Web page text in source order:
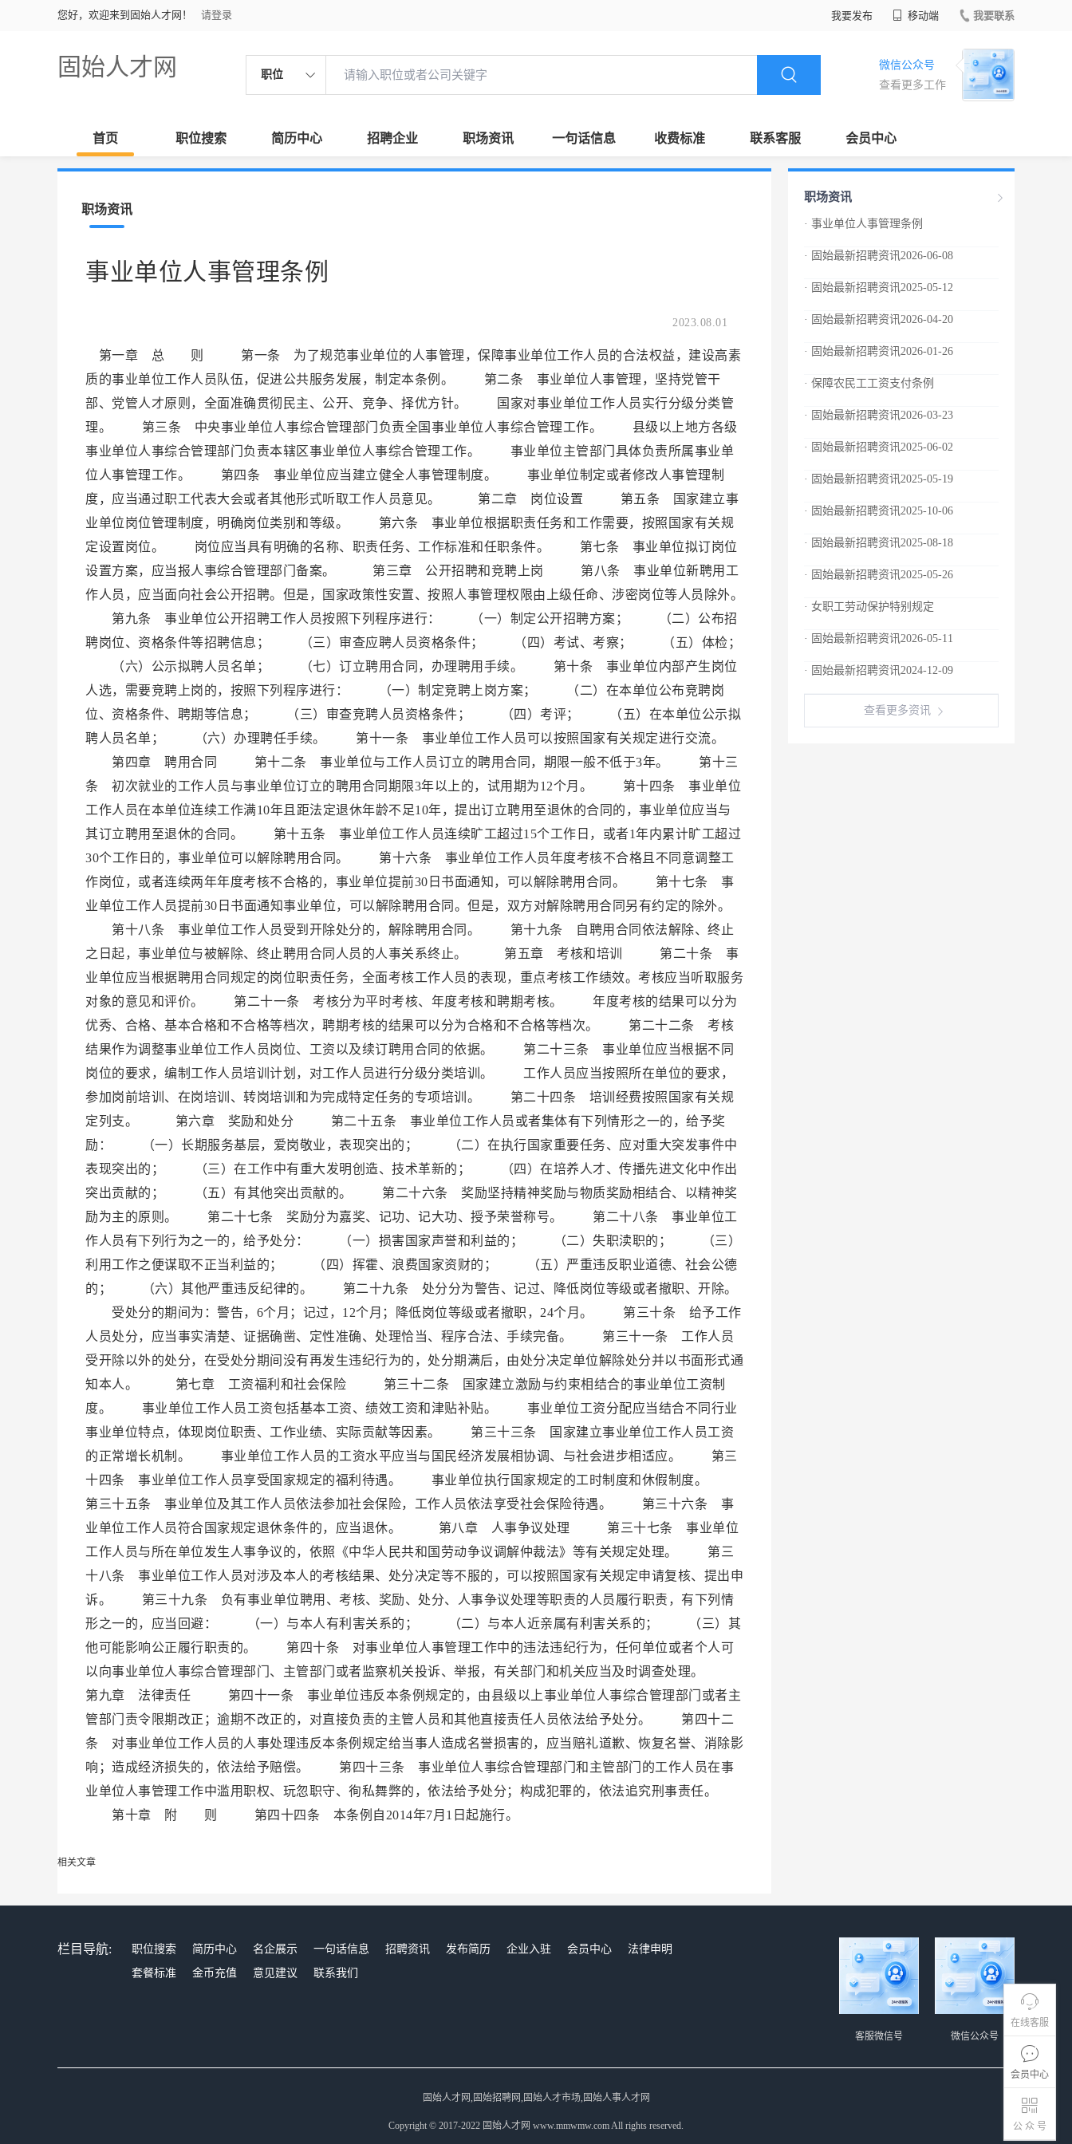
您好，欢迎来到固始人才网！ 请登录 我要发布 移动端 我要联系
固始人才网 职位
微信公众号
查看更多工作
首页 职位搜索 简历中心 招聘企业 职场资讯 一句话信息 收费标准 联系客服 会员中心
在线客服
会员中心
公 众 号
职场资讯
事业单位人事管理条例
2023.08.01
第一章 总 则 第一条 为了规范事业单位的人事管理，保障事业单位工作人员的合法权益，建设高素
质的事业单位工作人员队伍，促进公共服务发展，制定本条例。 第二条 事业单位人事管理，坚持党管干
部、党管人才原则，全面准确贯彻民主、公开、竞争、择优方针。 国家对事业单位工作人员实行分级分类管
理。 第三条 中央事业单位人事综合管理部门负责全国事业单位人事综合管理工作。 县级以上地方各级
事业单位人事综合管理部门负责本辖区事业单位人事综合管理工作。 事业单位主管部门具体负责所属事业单
位人事管理工作。 第四条 事业单位应当建立健全人事管理制度。 事业单位制定或者修改人事管理制
度，应当通过职工代表大会或者其他形式听取工作人员意见。 第二章 岗位设置 第五条 国家建立事
业单位岗位管理制度，明确岗位类别和等级。 第六条 事业单位根据职责任务和工作需要，按照国家有关规
定设置岗位。 岗位应当具有明确的名称、职责任务、工作标准和任职条件。 第七条 事业单位拟订岗位
设置方案，应当报人事综合管理部门备案。 第三章 公开招聘和竞聘上岗 第八条 事业单位新聘用工
作人员，应当面向社会公开招聘。但是，国家政策性安置、按照人事管理权限由上级任命、涉密岗位等人员除外。
第九条 事业单位公开招聘工作人员按照下列程序进行： （一）制定公开招聘方案； （二）公布招
聘岗位、资格条件等招聘信息； （三）审查应聘人员资格条件； （四）考试、考察； （五）体检；
（六）公示拟聘人员名单； （七）订立聘用合同，办理聘用手续。 第十条 事业单位内部产生岗位
人选，需要竞聘上岗的，按照下列程序进行： （一）制定竞聘上岗方案； （二）在本单位公布竞聘岗
位、资格条件、聘期等信息； （三）审查竞聘人员资格条件； （四）考评； （五）在本单位公示拟
聘人员名单； （六）办理聘任手续。 第十一条 事业单位工作人员可以按照国家有关规定进行交流。
第四章 聘用合同 第十二条 事业单位与工作人员订立的聘用合同，期限一般不低于3年。 第十三
条 初次就业的工作人员与事业单位订立的聘用合同期限3年以上的，试用期为12个月。 第十四条 事业单位
工作人员在本单位连续工作满10年且距法定退休年龄不足10年，提出订立聘用至退休的合同的，事业单位应当与
其订立聘用至退休的合同。 第十五条 事业单位工作人员连续旷工超过15个工作日，或者1年内累计旷工超过
30个工作日的，事业单位可以解除聘用合同。 第十六条 事业单位工作人员年度考核不合格且不同意调整工
作岗位，或者连续两年年度考核不合格的，事业单位提前30日书面通知，可以解除聘用合同。 第十七条 事
业单位工作人员提前30日书面通知事业单位，可以解除聘用合同。但是，双方对解除聘用合同另有约定的除外。
第十八条 事业单位工作人员受到开除处分的，解除聘用合同。 第十九条 自聘用合同依法解除、终止
之日起，事业单位与被解除、终止聘用合同人员的人事关系终止。 第五章 考核和培训 第二十条 事
业单位应当根据聘用合同规定的岗位职责任务，全面考核工作人员的表现，重点考核工作绩效。考核应当听取服务
对象的意见和评价。 第二十一条 考核分为平时考核、年度考核和聘期考核。 年度考核的结果可以分为
优秀、合格、基本合格和不合格等档次，聘期考核的结果可以分为合格和不合格等档次。 第二十二条 考核
结果作为调整事业单位工作人员岗位、工资以及续订聘用合同的依据。 第二十三条 事业单位应当根据不同
岗位的要求，编制工作人员培训计划，对工作人员进行分级分类培训。 工作人员应当按照所在单位的要求，
参加岗前培训、在岗培训、转岗培训和为完成特定任务的专项培训。 第二十四条 培训经费按照国家有关规
定列支。 第六章 奖励和处分 第二十五条 事业单位工作人员或者集体有下列情形之一的，给予奖
励： （一）长期服务基层，爱岗敬业，表现突出的； （二）在执行国家重要任务、应对重大突发事件中
表现突出的； （三）在工作中有重大发明创造、技术革新的； （四）在培养人才、传播先进文化中作出
突出贡献的； （五）有其他突出贡献的。 第二十六条 奖励坚持精神奖励与物质奖励相结合、以精神奖
励为主的原则。 第二十七条 奖励分为嘉奖、记功、记大功、授予荣誉称号。 第二十八条 事业单位工
作人员有下列行为之一的，给予处分： （一）损害国家声誉和利益的； （二）失职渎职的； （三）
利用工作之便谋取不正当利益的； （四）挥霍、浪费国家资财的； （五）严重违反职业道德、社会公德
的； （六）其他严重违反纪律的。 第二十九条 处分分为警告、记过、降低岗位等级或者撤职、开除。
受处分的期间为：警告，6个月；记过，12个月；降低岗位等级或者撤职，24个月。 第三十条 给予工作
人员处分，应当事实清楚、证据确凿、定性准确、处理恰当、程序合法、手续完备。 第三十一条 工作人员
受开除以外的处分，在受处分期间没有再发生违纪行为的，处分期满后，由处分决定单位解除处分并以书面形式通
知本人。 第七章 工资福利和社会保险 第三十二条 国家建立激励与约束相结合的事业单位工资制
度。 事业单位工作人员工资包括基本工资、绩效工资和津贴补贴。 事业单位工资分配应当结合不同行业
事业单位特点，体现岗位职责、工作业绩、实际贡献等因素。 第三十三条 国家建立事业单位工作人员工资
的正常增长机制。 事业单位工作人员的工资水平应当与国民经济发展相协调、与社会进步相适应。 第三
十四条 事业单位工作人员享受国家规定的福利待遇。 事业单位执行国家规定的工时制度和休假制度。
第三十五条 事业单位及其工作人员依法参加社会保险，工作人员依法享受社会保险待遇。 第三十六条 事
业单位工作人员符合国家规定退休条件的，应当退休。 第八章 人事争议处理 第三十七条 事业单位
工作人员与所在单位发生人事争议的，依照《中华人民共和国劳动争议调解仲裁法》等有关规定处理。 第三
十八条 事业单位工作人员对涉及本人的考核结果、处分决定等不服的，可以按照国家有关规定申请复核、提出申
诉。 第三十九条 负有事业单位聘用、考核、奖励、处分、人事争议处理等职责的人员履行职责，有下列情
形之一的，应当回避： （一）与本人有利害关系的； （二）与本人近亲属有利害关系的； （三）其
他可能影响公正履行职责的。 第四十条 对事业单位人事管理工作中的违法违纪行为，任何单位或者个人可
以向事业单位人事综合管理部门、主管部门或者监察机关投诉、举报，有关部门和机关应当及时调查处理。
第九章 法律责任 第四十一条 事业单位违反本条例规定的，由县级以上事业单位人事综合管理部门或者主
管部门责令限期改正；逾期不改正的，对直接负责的主管人员和其他直接责任人员依法给予处分。 第四十二
条 对事业单位工作人员的人事处理违反本条例规定给当事人造成名誉损害的，应当赔礼道歉、恢复名誉、消除影
响；造成经济损失的，依法给予赔偿。 第四十三条 事业单位人事综合管理部门和主管部门的工作人员在事
业单位人事管理工作中滥用职权、玩忽职守、徇私舞弊的，依法给予处分；构成犯罪的，依法追究刑事责任。
第十章 附 则 第四十四条 本条例自2014年7月1日起施行。
相关文章
职场资讯
· 事业单位人事管理条例
· 固始最新招聘资讯2026-06-08
· 固始最新招聘资讯2025-05-12
· 固始最新招聘资讯2026-04-20
· 固始最新招聘资讯2026-01-26
· 保障农民工工资支付条例
· 固始最新招聘资讯2026-03-23
· 固始最新招聘资讯2025-06-02
· 固始最新招聘资讯2025-05-19
· 固始最新招聘资讯2025-10-06
· 固始最新招聘资讯2025-08-18
· 固始最新招聘资讯2025-05-26
· 女职工劳动保护特别规定
· 固始最新招聘资讯2026-05-11
· 固始最新招聘资讯2024-12-09
查看更多资讯
栏目导航: 职位搜索 简历中心 名企展示 一句话信息 招聘资讯 发布简历 企业入驻 会员中心
法律申明
套餐标准
金币充值 意见建议 联系我们
微信公众号
客服微信号
固始人才网,固始招聘网,固始人才市场,固始人事人才网
Copyright © 2017-2022 固始人才网 www.mmwmw.com All rights reserved.